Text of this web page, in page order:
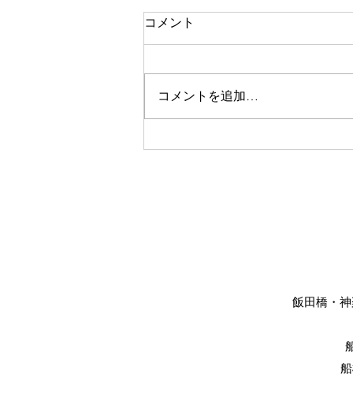
美眉スタイリング
コメント
コメントを追加…
飯田橋・